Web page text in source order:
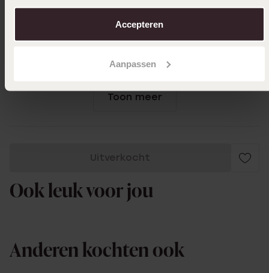
over in onscookiebeleid.
Accepteren
Aanpassen
Ik heb alle kleuren van deze serie
dus zeer goede kwaliteit
Toon meer
Uitverkocht
Ook leuk voor jou
Anderen kochten ook